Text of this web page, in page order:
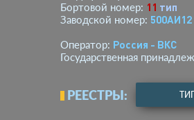
Бортовой номер: 11 тип
Заводской номер: 500АИ12
Оператор: Россия - ВКС
Государственная
РЕЕСТРЫ: